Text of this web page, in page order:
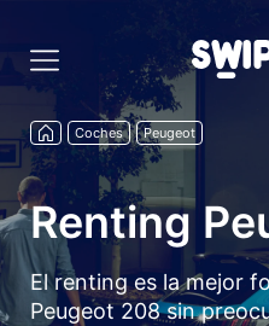
Coches Peugeot
Renting
El renting es la mejor
Peugeot 208 sin